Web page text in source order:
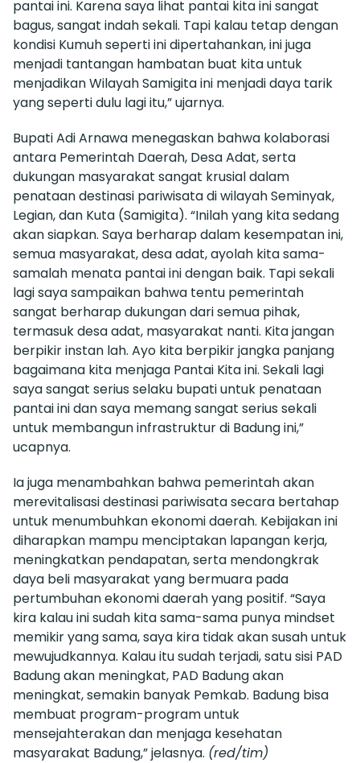
pantai ini. Karena saya lihat pantai kita ini sangat
bagus, sangat indah sekali. Tapi kalau tetap dengan
kondisi Kumuh seperti ini dipertahankan, ini juga
menjadi tantangan hambatan buat kita untuk
menjadikan Wilayah Samigita ini menjadi daya tarik
yang seperti dulu lagi itu,” ujarnya.
Bupati Adi Arnawa menegaskan bahwa kolaborasi
antara Pemerintah Daerah, Desa Adat, serta
dukungan masyarakat sangat krusial dalam
penataan destinasi pariwisata di wilayah Seminyak,
Legian, dan Kuta (Samigita). “Inilah yang kita sedang
akan siapkan. Saya berharap dalam kesempatan ini,
semua masyarakat, desa adat, ayolah kita sama-
samalah menata pantai ini dengan baik. Tapi sekali
lagi saya sampaikan bahwa tentu pemerintah
sangat berharap dukungan dari semua pihak,
termasuk desa adat, masyarakat nanti. Kita jangan
berpikir instan lah. Ayo kita berpikir jangka panjang
bagaimana kita menjaga Pantai Kita ini. Sekali lagi
saya sangat serius selaku bupati untuk penataan
pantai ini dan saya memang sangat serius sekali
untuk membangun infrastruktur di Badung ini,”
ucapnya.
Ia juga menambahkan bahwa pemerintah akan
merevitalisasi destinasi pariwisata secara bertahap
untuk menumbuhkan ekonomi daerah. Kebijakan ini
diharapkan mampu menciptakan lapangan kerja,
meningkatkan pendapatan, serta mendongkrak
daya beli masyarakat yang bermuara pada
pertumbuhan ekonomi daerah yang positif. “Saya
kira kalau ini sudah kita sama-sama punya mindset
memikir yang sama, saya kira tidak akan susah untuk
mewujudkannya. Kalau itu sudah terjadi, satu sisi PAD
Badung akan meningkat, PAD Badung akan
meningkat, semakin banyak Pemkab. Badung bisa
membuat program-program untuk
mensejahterakan dan menjaga kesehatan
masyarakat Badung,” jelasnya. (red/tim)